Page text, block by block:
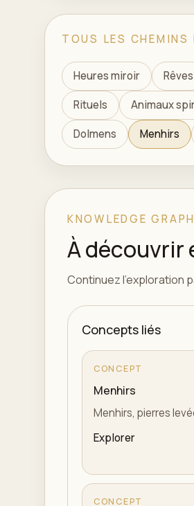
TOUS LES CHEMINS
Heures miroir Rêves
Rituels
Animaux
Dolmens
Menhirs
KNOWLEDGE GRAPH
À découvrir
Continuez l'exploration
Concepts liés
CONCEPT
Menhirs
Menhirs, pierres
Explorer
CONCEPT